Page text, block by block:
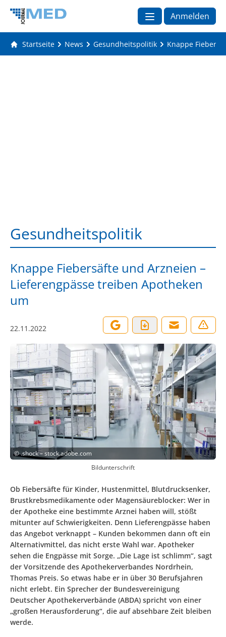
Anmelden
Startseite News Gesundheitspolitik Knappe
Gesundheitspolitik
Knappe Fiebersäfte und Arzneien –
Lieferengpässe treiben Apotheken
um
22.11.2022
©.shock – stock.adobe.com
Bildunterschrift
Ob Fiebersäfte für Kinder, Hustenmittel, Blutdrucksenker,
Brustkrebsmedikamente oder Magensäureblocker: Wer in
der Apotheke eine bestimmte Arznei haben will, stößt
mitunter auf Schwierigkeiten. Denn Lieferengpässe haben
das Angebot verknappt – Kunden bekommen dann oft ein
Alternativmittel, das nicht erste Wahl war. Apotheker
sehen die Engpässe mit Sorge. „Die Lage ist schlimm“, sagt
der Vorsitzende des Apothekerverbandes Nordrhein,
Thomas Preis. So etwas habe er in über 30 Berufsjahren
nicht erlebt. Ein Sprecher der Bundesvereinigung
Deutscher Apothekerverbände (ABDA) spricht von einer
„großen Herausforderung“, die auf absehbare Zeit bleiben
werde.